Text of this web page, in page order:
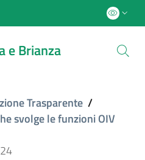
e Brianza
Trasparente /
svolge le funzioni OIV